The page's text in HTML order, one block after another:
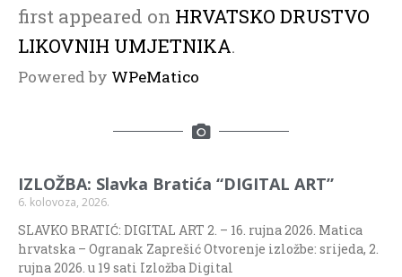
first appeared on HRVATSKO DRUSTVO
LIKOVNIH UMJETNIKA.
Powered by WPeMatico
IZLOŽBA: Slavka Bratića “DIGITAL ART”
6. kolovoza, 2026.
SLAVKO BRATIĆ: DIGITAL ART 2. – 16. rujna 2026. Matica
hrvatska – Ogranak Zaprešić Otvorenje izložbe: srijeda, 2.
rujna 2026. u 19 sati Izložba Digital